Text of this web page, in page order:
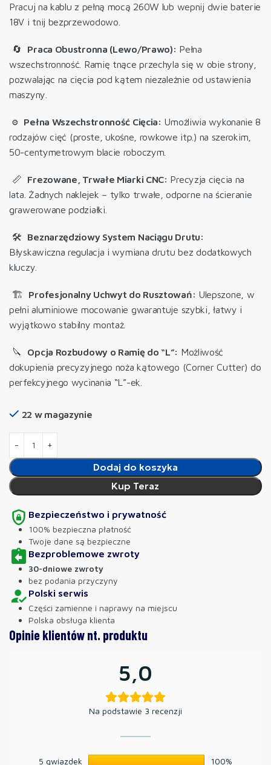
Opinie klientów nt. produktu
5,0
Na podstawie 3 recenzji
5 gwiazdek 100%
Pracuj na kablu z pełną mocą 260W lub wepnij dwie baterie
18V i tnij bezprzewodowo.
🔄 Praca Obustronna (Lewo/Prawo): Pełna
wszechstronność. Ramię tnące przechyla się w obie strony,
pozwalając na cięcia pod kątem niezależnie od ustawienia
maszyny.
⚙️ Pełna Wszechstronność Cięcia: Umożliwia wykonanie 8
rodzajów cięć (proste, ukośne, rowkowe itp.) na szerokim,
50-centymetrowym blacie roboczym.
📏 Frezowane, Trwałe Miarki CNC: Precyzja cięcia na
lata. Żadnych naklejek – tylko trwałe, odporne na ścieranie
grawerowane podziałki
🛠️
Beznarzędziowy System Naciągu Drutu:
Błyskawiczna regulacja i wymiana drutu bez dodatkowych
kluczy.
🏗️ Profesjonalny Uchwyt do Rusztowań: Ulepszone, w
pełni aluminiowe mocowanie gwarantuje szybki, łatwy i
wyjątkowo stabilny montaż.
🔪 Opcja Rozbudowy o Ramię do “L”: Możliwość
dokupienia precyzyjnego noża kątowego (Corner Cutter) do
perfekcyjnego wycinania “L”-ek.
22 w magazynie
Dodaj do koszyka
Kup Teraz
Bezpieczeństwo i prywatność
100% bezpieczna płatność
Twoje dane są bezpieczne
Bezproblemowe zwroty
30-dniowe zwroty
bez podania przyczyny
Polski serwis
Części zamienne i naprawy na miejscu
Polska obsługa klienta